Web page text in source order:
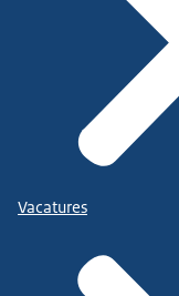
Vacatures